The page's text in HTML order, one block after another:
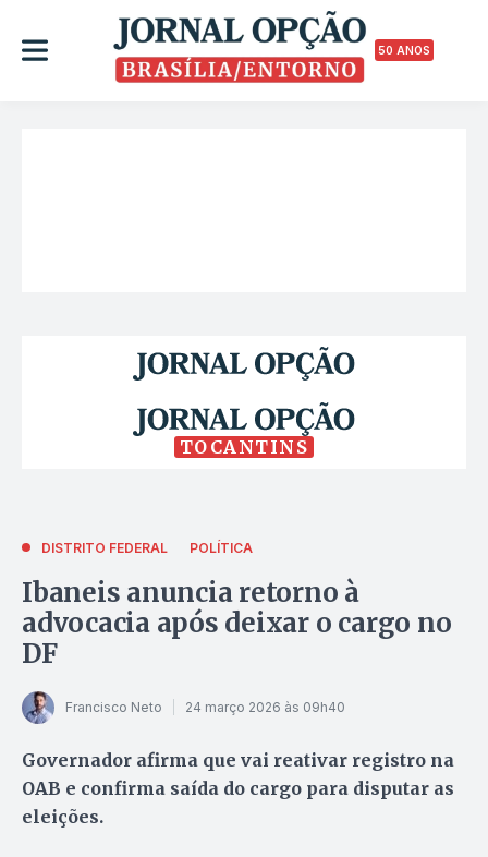
50 ANOS
TOCANTINS
DISTRITO FEDERAL POLÍTICA
Ibaneis anuncia retorno à
advocacia após deixar o cargo no
DF
Francisco Neto 24 março 2026 às 09h40
Governador afirma que vai reativar registro na
OAB e confirma saída do cargo para disputar as
eleições.